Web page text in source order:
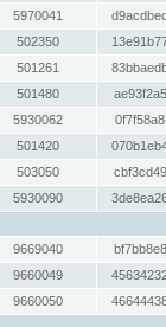
5970041
502350
501261
501480
5930062
501420
503050
5930090
9669040
9660049
9660050